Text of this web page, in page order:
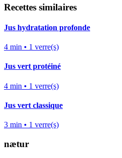
Recettes similaires
Jus hydratation profonde
4 min • 1 verre(s)
Jus vert protéiné
4 min • 1 verre(s)
Jus vert classique
3 min • 1 verre(s)
nætur